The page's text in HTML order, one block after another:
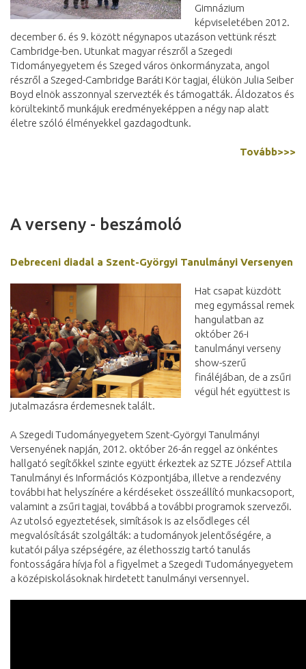
Gimnázium
képviseletében 2012.
december 6. és 9. között négynapos utazáson vettünk részt
Cambridge-ben. Utunkat magyar részről a Szegedi
Tidományegyetem és Szeged város önkormányzata, angol
részről a Szeged-Cambridge Baráti Kör tagjai, élükön Julia Seiber
Boyd elnök asszonnyal szervezték és támogatták. Áldozatos és
körültekintő munkájuk eredményeképpen a négy nap alatt
életre szóló élményekkel gazdagodtunk.
Tovább>>>
A verseny - beszámoló
Debreceni diadal a Szent-Györgyi Tanulmányi Versenyen
Hat csapat küzdött
meg egymással remek
hangulatban az
október 26-i
tanulmányi verseny
show-szerű
fináléjában, de a zsűri
végül hét együttest is
jutalmazásra érdemesnek talált.
A Szegedi Tudományegyetem Szent-Györgyi Tanulmányi
Versenyének napján, 2012. október 26-án reggel az önkéntes
hallgató segítőkkel szinte együtt érkeztek az SZTE József Attila
Tanulmányi és Információs Központjába, illetve a rendezvény
további hat helyszínére a kérdéseket összeállító munkacsoport,
valamint a zsűri tagjai, továbbá a további programok szervezői.
Az utolsó egyeztetések, simítások is az elsődleges cél
megvalósítását szolgálták: a tudományok jelentőségére, a
kutatói pálya szépségére, az élethosszig tartó tanulás
fontosságára hívja föl a figyelmet a Szegedi Tudományegyetem
a középiskolásoknak hirdetett tanulmányi versennyel.